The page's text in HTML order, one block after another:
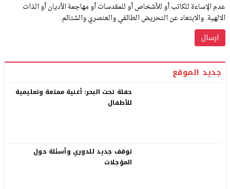
عدم الإساءة للكاتب أو للأشخاص أو للمقدسات أو مهاجمة الأديان أو الذات
الالهية. والابتعاد عن التحريض الطائفي والعنصري والشتائم.
جديد الموقع
حفلة تحت البحر: أغنية ممتعة وتعليمية
للأطفال
توقف جديد للدوري وأسئلة حول
المؤجلات